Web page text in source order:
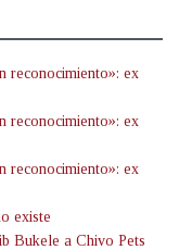
reconocimiento»: ex
reconocimiento»: ex
reconocimiento»: ex
existe
Bukele a Chivo Pets